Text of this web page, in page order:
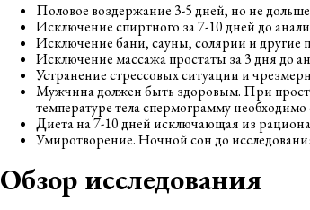
Половое воздержание 3-5 дней, но не
Исключение спиртного за 7-10 дней до
Исключение бани, сауны, солярии и другие
Исключение массажа простаты за 3 дня до
Устранение стрессовых ситуации и
Мужчина должен быть здоровым. При
температуре тела спермограмму
Диета на 7-10 дней исключающая из
Умиротворение. Ночной сон до
Обзор исследования